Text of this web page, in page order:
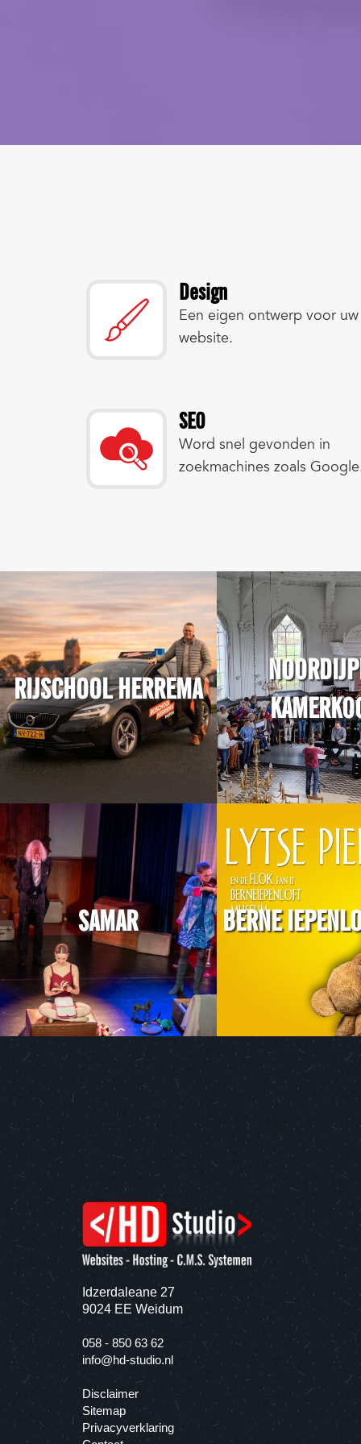
Design
Een eigen ontwerp voor uw
website.
SEO
Word snel gevonden in
zoekmachines zoals
RIJSCHOOL HERREMA
SAMAR BERNE
Idzerdaleane 27
9024 EE Weidum
058 - 850 63 62
info@hd-studio.nl
Disclaimer
Sitemap
Privacyverklaring